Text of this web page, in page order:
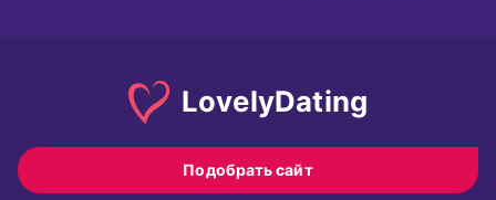
LovelyDating
Подобрать сайт